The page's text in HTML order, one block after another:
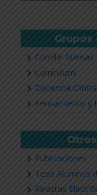
Grupos
Comité Buenas
Currículum
Docencia Clínica
Pensamiento y
Publicaciones
Tesis Alumnos
Revistas